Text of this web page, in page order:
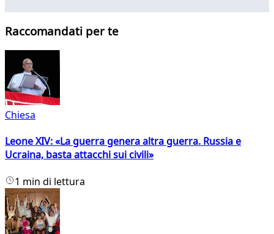
Raccomandati per te
Chiesa
Leone XIV: «La guerra genera altra guerra. Russia e
Ucraina, basta attacchi sui civili»
1 min di lettura